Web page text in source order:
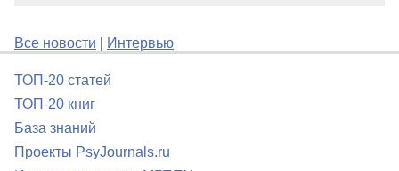
Все новости Интервью
ТОП-20 статей
ТОП-20 книг
База знаний
Проекты PsyJournals.ru